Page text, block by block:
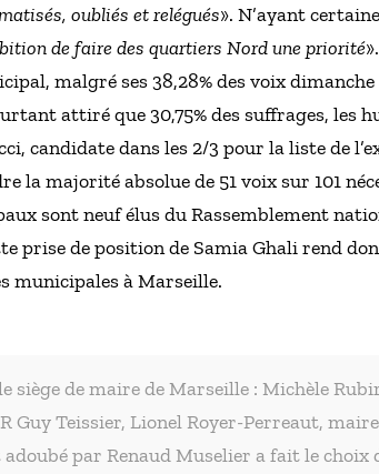
oubliés et relégués». N’ayant
de faire des quartiers Nord une priorité
malgré ses 38,28% des voix
attiré que 30,75% des suffrages, les
candidate dans les 2/3 pour la liste de
la majorité absolue de 51 voix sur 101
sont neuf élus du Rassemblement
prise de position de Samia Ghali rend
municipales à Marseille.
siège de maire de Marseille : Michèle
Guy Teissier, Lionel Royer-Perreaut,
par Renaud Muselier a fait le choix